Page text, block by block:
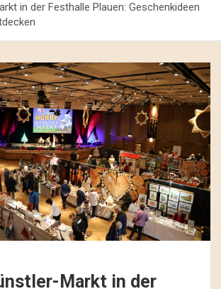
in der Festhalle Plauen: Geschenkideen
Markt in der